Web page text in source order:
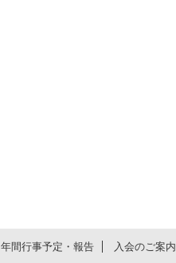
年間行事予定・報告 入会のご案